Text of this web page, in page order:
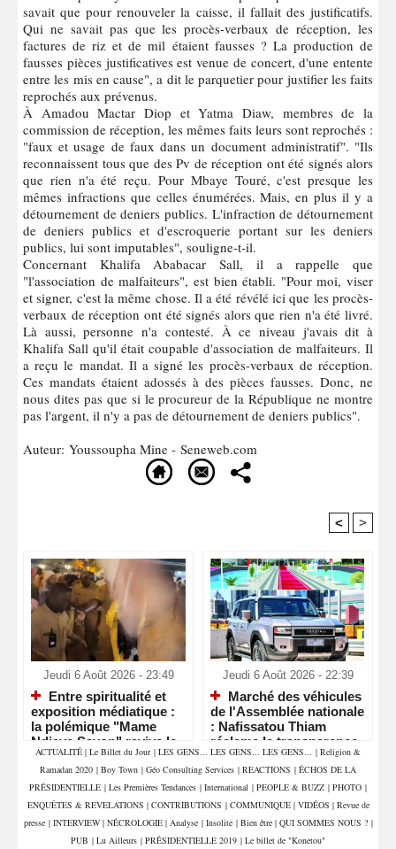
savait que pour renouveler la caisse, il fallait des justificatifs.
Qui ne savait pas que les procès-verbaux de réception, les
factures de riz et de mil étaient fausses ? La production de
fausses pièces justificatives est venue de concert, d'une entente
entre les mis en cause", a dit le parquetier pour justifier les faits
reprochés aux prévenus.
À Amadou Mactar Diop et Yatma Diaw, membres de la
commission de réception, les mêmes faits leurs sont reprochés :
"faux et usage de faux dans un document administratif". "Ils
reconnaissent tous que des Pv de réception ont été signés alors
que rien n'a été reçu. Pour Mbaye Touré, c'est presque les
mêmes infractions que celles énumérées. Mais, en plus il y a
détournement de deniers publics. L'infraction de détournement
de deniers publics et d'escroquerie portant sur les deniers
publics, lui sont imputables", souligne-t-il.
Concernant Khalifa Ababacar Sall, il a rappelle que
"l'association de malfaiteurs", est bien établi. "Pour moi, viser
et signer, c'est la même chose. Il a été révélé ici que les procès-
verbaux de réception ont été signés alors que rien n'a été livré.
Là aussi, personne n'a contesté. À ce niveau j'avais dit à
Khalifa Sall qu'il était coupable d'association de malfaiteurs. Il
a reçu le mandat. Il a signé les procès-verbaux de réception.
Ces mandats étaient adossés à des pièces fausses. Donc, ne
nous dites pas que si le procureur de la République ne montre
pas l'argent, il n'y a pas de détournement de deniers publics".
Auteur: Youssoupha Mine - Seneweb.com
< >
Jeudi 6 Août 2026 - 23:49
Entre spiritualité et
exposition médiatique :
la polémique "Mame
Ndiaye Savon" ravive le
débat sur le respect des
lieux saints
Jeudi 6 Août 2026 - 22:39
Marché des véhicules
de l'Assemblée nationale
: Nafissatou Thiam
réclame la transparence
et interpelle les députés
ACTUALITÉ | Le Billet du Jour | LES GENS... LES GENS... LES GENS... | Religion &
Ramadan 2020 | Boy Town | Géo Consulting Services | REACTIONS | ÉCHOS DE LA
PRÉSIDENTIELLE | Les Premières Tendances | International | PEOPLE & BUZZ | PHOTO |
ENQUÊTES & REVELATIONS | CONTRIBUTIONS | COMMUNIQUE | VIDÉOS | Revue de
presse | INTERVIEW | NÉCROLOGIE | Analyse | Insolite | Bien être | QUI SOMMES NOUS ? |
PUB | Lu Ailleurs | PRÉSIDENTIELLE 2019 | Le billet de "Konetou"